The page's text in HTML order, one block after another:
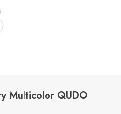
Multicolor QUDO